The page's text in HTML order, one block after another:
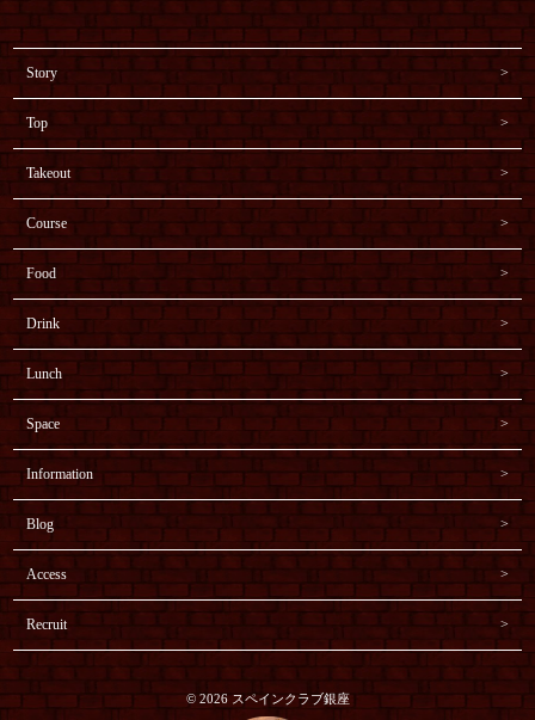
Story
Top
Takeout
Course
Food
Drink
Lunch
Space
Information
Blog
Access
Recruit
© 2026 スペインクラブ銀座